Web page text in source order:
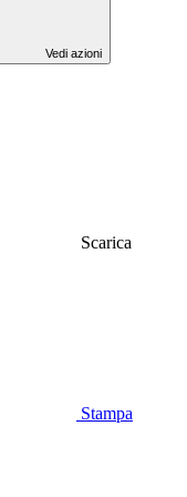
Vedi azioni
Scarica
Stampa